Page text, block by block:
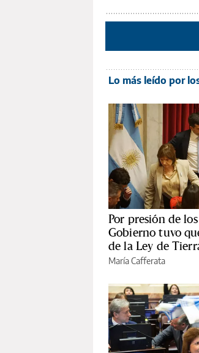
Lo más leído por
Por presión de
Gobierno tuvo
de la Ley de
María Cafferata